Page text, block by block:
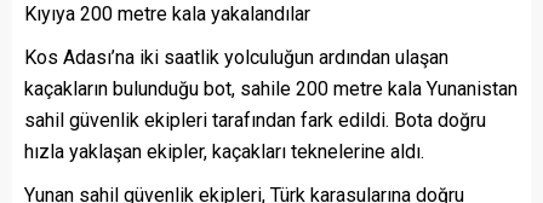
Kıyıya 200 metre kala yakalandılar
Kos Adası’na iki saatlik yolculuğun ardından ulaşan
kaçakların bulunduğu bot, sahile 200 metre kala Yunanistan
sahil güvenlik ekipleri tarafından fark edildi. Bota doğru
hızla yaklaşan ekipler, kaçakları teknelerine aldı.
Yunan sahil güvenlik ekipleri, Türk karasularına doğru